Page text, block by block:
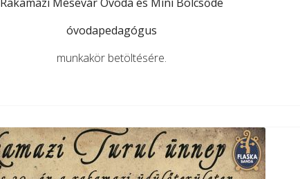
óvodapedagógus
munkakör betöltésére.